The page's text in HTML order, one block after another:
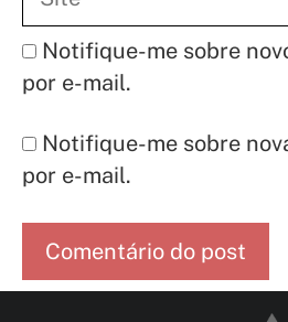
Notifique-me sobre
por e-mail.
Notifique-me sobre
por e-mail.